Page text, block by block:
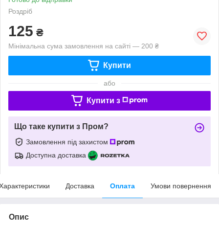
Роздріб
125 ₴
Мінімальна сума замовлення на сайті — 200 ₴
Купити
або
Купити з
Що таке купити з Пром?
Замовлення під захистом
Доступна доставка
Доставка Оплата Умови повернення
Опис